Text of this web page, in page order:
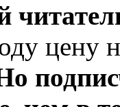
цену